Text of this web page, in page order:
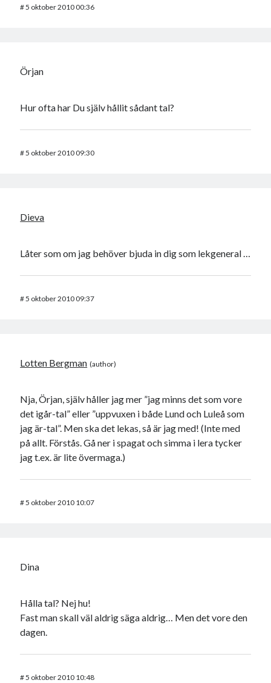
#5 oktober 2010 00:36
Örjan
Hur ofta har Du själv hållit sådant tal?
#5 oktober 2010 09:30
Dieva
Låter som om jag behöver bjuda in dig som lekgeneral …
#5 oktober 2010 09:37
Lotten Bergman
Nja, Örjan, själv håller jag mer ”jag minns det som vore
det igår-tal” eller ”uppvuxen i både Lund och Luleå som
jag är-tal”. Men ska det lekas, så är jag med! (Inte med
på allt. Förstås. Gå ner i spagat och simma i lera tycker
jag t.ex. är lite övermaga.)
#5 oktober 2010 10:07
Dina
Hålla tal? Nej hu!
Fast man skall väl aldrig säga aldrig… Men det vore den
dagen.
#5 oktober 2010 10:48